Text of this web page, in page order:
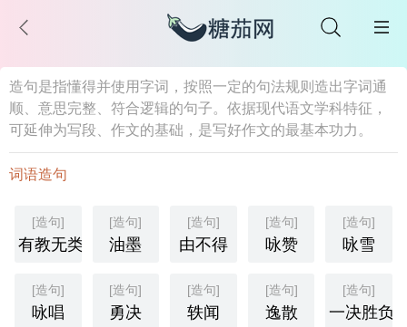
造句是指懂得并使用字词，按照一定的句法规则造出字词通
顺、意思完整、符合逻辑的句子。依据现代语文学科特征，
可延伸为写段、作文的基础，是写好作文的最基本功力。
词语造句
[造句]
有教无类
[造句]
油墨
[造句]
由不得
[造句]
咏赞
[造句]
咏雪
[造句]
咏唱
[造句]
勇决
[造句]
轶闻
[造句]
逸散
[造句]
一决胜负